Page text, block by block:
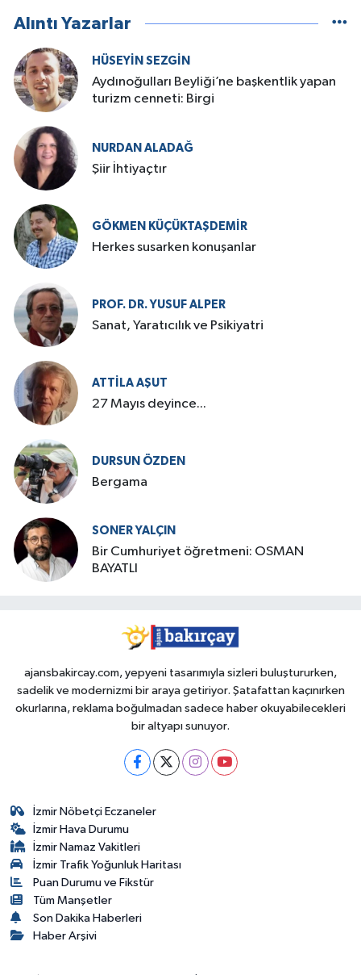
Alıntı Yazarlar
HÜSEYIN SEZGIN
Aydınoğulları Beyliği’ne başkentlik yapan
turizm cenneti: Birgi
NURDAN ALADAĞ
Şiir İhtiyaçtır
GÖKMEN KÜÇÜKTAŞDEMIR
Herkes susarken konuşanlar
PROF. DR. YUSUF ALPER
Sanat, Yaratıcılık ve Psikiyatri
ATTILA AŞUT
27 Mayıs deyince...
DURSUN ÖZDEN
Bergama
SONER YALÇIN
Bir Cumhuriyet öğretmeni: OSMAN
BAYATLI
ajansbakircay.com, yepyeni tasarımıyla sizleri buluştururken,
sadelik ve modernizmi bir araya getiriyor. Şatafattan kaçınırken
okurlarına, reklama boğulmadan sadece haber okuyabilecekleri
bir altyapı sunuyor.
İzmir Nöbetçi Eczaneler
İzmir Hava Durumu
İzmir Namaz Vakitleri
İzmir Trafik Yoğunluk Haritası
Puan Durumu ve Fikstür
Tüm Manşetler
Son Dakika Haberleri
Haber Arşivi